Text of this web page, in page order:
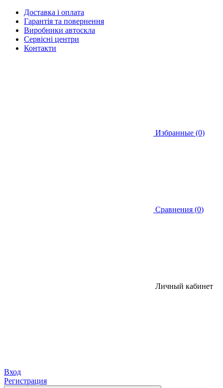
Доставка і оплата
Гарантія та повернення
Виробники автоскла
Сервісні центри
Контакти
Избранные (0)
Сравнения (0)
Личный кабинет
Вход
Регистрация